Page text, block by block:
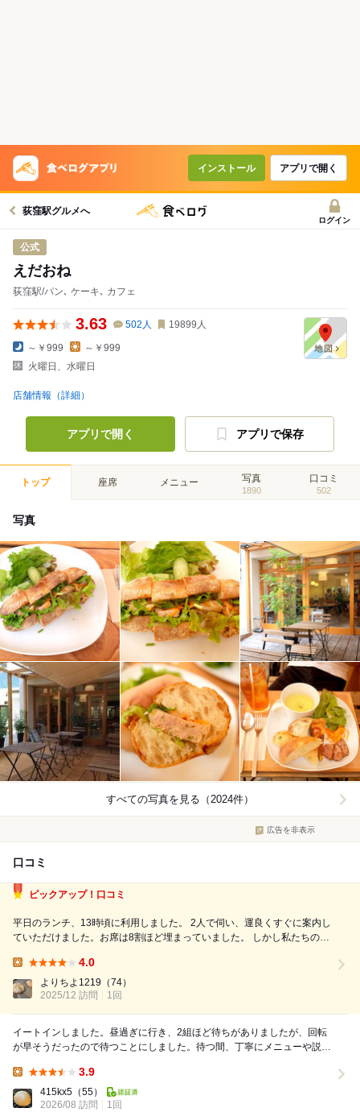
インストール アプリで開く
荻窪駅グルメへ
ログイン
公式
えだおね
荻窪駅/パン､ ケーキ､ カフェ
3.63 502 人 19899 人
～￥999
～￥999
火曜日、水曜日
店舗情報（詳細）
アプリで開く アプリで保存
トップ 座席 メニュー 写真
1890
口コミ
502
写真
すべての写真を見る（2024件）
広告を非表示
口コミ
ピックアップ！口コミ
平日のランチ、13時頃に利用しました。 2人で伺い、運良くすぐに案内し
ていただけました。お席は8割ほど埋まっていました。 しかし私たちの入
イミングによっては混雑するようです。 店内で売っているパンを席で食
べたり、イートイン用...
4.0
よりちよ1219 （74）
2025/12 訪問
1回
イートインしました。昼過ぎに行き、2組ほど待ちがありましたが、回転
が早そうだったので待つことにしました。待つ間、丁寧にメニューや説明
3.9
415kx5 （55）
2026/08 訪問
1回